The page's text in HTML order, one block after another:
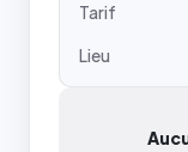
Tarif
Lieu